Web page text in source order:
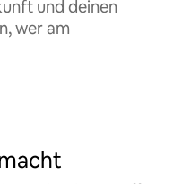
und deinen
wer am